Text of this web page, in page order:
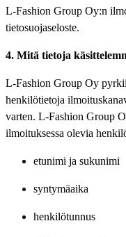
L-Fashion Group Oy:n
tietosuojaseloste.
4. Mitä tietoja
L-Fashion Group Oy
henkilötietoja
varten. L-Fashion Group
ilmoituksessa olevia
etunimi ja sukunimi
syntymäaika
henkilötunnus